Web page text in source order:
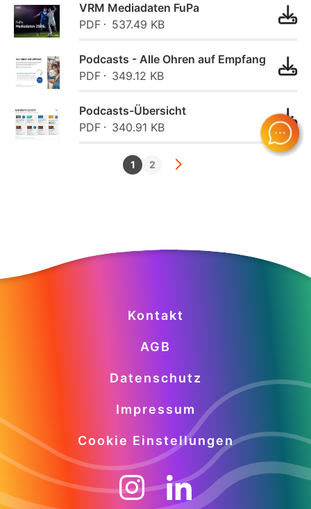
VRM Mediadaten FuPa
PDF
537.49 KB
Podcasts - Alle Ohren auf Empfang
PDF
349.12 KB
Podcasts-Übersicht
PDF
340.91 KB
1 2
Kontakt
AGB
Datenschutz
Impressum
Cookie Einstellungen